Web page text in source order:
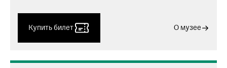
Купить билет О музее